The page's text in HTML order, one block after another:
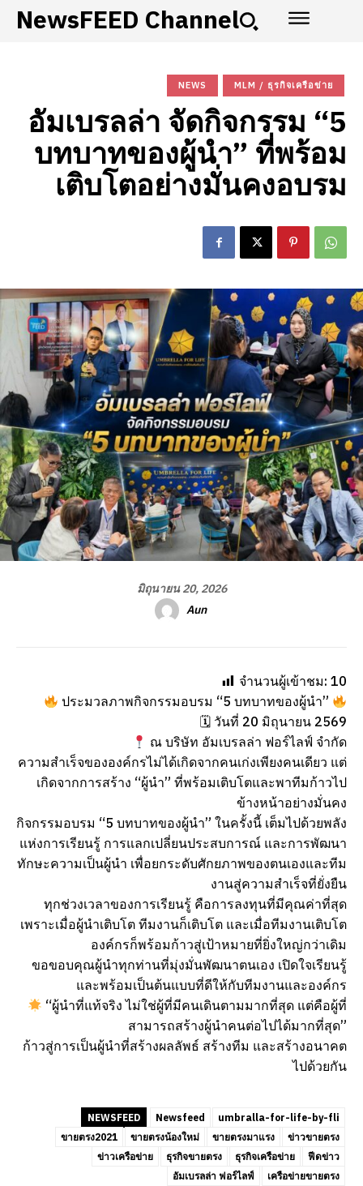
NewsFEED Channel
NEWS MLM / ธุรกิจเครือข่าย
อัมเบรลล่า จัดกิจกรรม “5
บทบาทของผู้นำ” ที่พร้อม
เติบโตอย่างมั่นคงอบรม
มิถุนายน 20, 2026
Aun
จำนวนผู้เข้าชม: 10
ประมวลภาพกิจกรรมอบรม “5 บทบาทของผู้นำ”
🗓 วันที่ 20 มิถุนายน 2569
ณ บริษัท อัมเบรลล่า ฟอร์ไลฟ์ จำกัด
ความสำเร็จขององค์กรไม่ได้เกิดจากคนเก่งเพียงคนเดียว แต่
เกิดจากการสร้าง “ผู้นำ” ที่พร้อมเติบโตและพาทีมก้าวไป
ข้างหน้าอย่างมั่นคง
กิจกรรมอบรม “5 บทบาทของผู้นำ” ในครั้งนี้ เต็มไปด้วยพลัง
แห่งการเรียนรู้ การแลกเปลี่ยนประสบการณ์ และการพัฒนา
ทักษะความเป็นผู้นำ เพื่อยกระดับศักยภาพของตนเองและทีม
งานสู่ความสำเร็จที่ยั่งยืน
ทุกช่วงเวลาของการเรียนรู้ คือการลงทุนที่มีคุณค่าที่สุด
เพราะเมื่อผู้นำเติบโต ทีมงานก็เติบโต และเมื่อทีมงานเติบโต
องค์กรก็พร้อมก้าวสู่เป้าหมายที่ยิ่งใหญ่กว่าเดิม
ขอขอบคุณผู้นำทุกท่านที่มุ่งมั่นพัฒนาตนเอง เปิดใจเรียนรู้
และพร้อมเป็นต้นแบบที่ดีให้กับทีมงานและองค์กร
“ผู้นำที่แท้จริง ไม่ใช่ผู้ที่มีคนเดินตามมากที่สุด แต่คือผู้ที่
สามารถสร้างผู้นำคนต่อไปได้มากที่สุด”
ก้าวสู่การเป็นผู้นำที่สร้างผลลัพธ์ สร้างทีม และสร้างอนาคต
ไปด้วยกัน
NEWSFEED Newsfeed
umbralla-for-life-by-fli
ขายตรง2021
ขายตรงน้องใหม่ ขายตรงมาแรง
ข่าวขายตรง
ข่าวเครือข่าย
ธุรกิจขายตรง ธุรกิจเครือข่าย
ฟีดข่าว
อัมเบรลล่า ฟอร์ไลฟ์
เครือข่ายขายตรง